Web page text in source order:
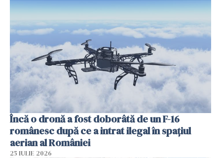
Încă o dronă a fost doborâtă de un F-16
românesc după ce a intrat ilegal în spațiul
aerian al României
25 IULIE 2026